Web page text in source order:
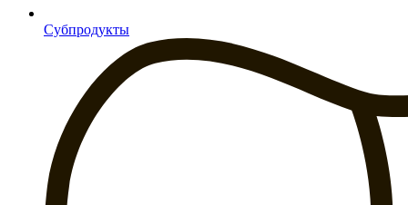
Субпродукты